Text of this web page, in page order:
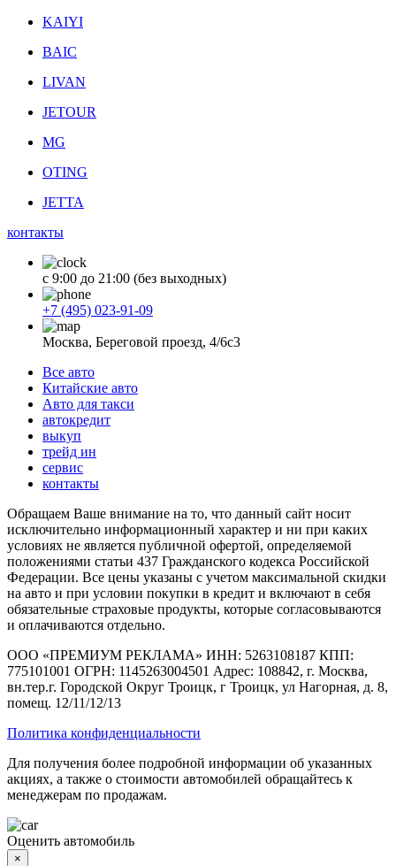
KAIYI
BAIC
LIVAN
JETOUR
MG
OTING
JETTA
контакты
с 9:00 до 21:00 (без выходных)
+7 (495) 023-91-09
Москва, Береговой проезд, 4/6с3
Все авто
Китайские авто
Авто для такси
автокредит
выкуп
трейд ин
сервис
контакты
Обращаем Ваше внимание на то, что данный сайт носит
исключительно информационный характер и ни при каких
условиях не является публичной офертой, определяемой
положениями статьи 437 Гражданского кодекса Российской
Федерации. Все цены указаны с учетом максимальной скидки
на авто и при условии покупки в кредит и включают в себя
обязательные страховые продукты, которые согласовываются
и оплачиваются отдельно.
ООО «ПРЕМИУМ РЕКЛАМА» ИНН: 5263108187 КПП:
775101001 ОГРН: 1145263004501 Адрес: 108842, г. Москва,
вн.тер.г. Городской Округ Троицк, г Троицк, ул Нагорная, д. 8,
помещ. 12/11/12/13
Политика конфиденциальности
Для получения более подробной информации об указанных
акциях, а также о стоимости автомобилей обращайтесь к
менеджерам по продажам.
Оценить автомобиль
×